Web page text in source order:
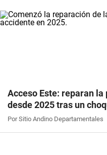
Acceso Este: reparan
desde 2025 tras un
Por Sitio Andino Departamentales